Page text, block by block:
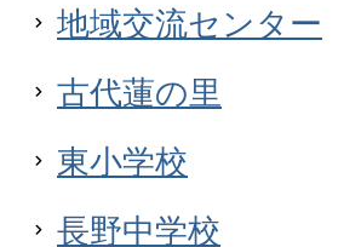
地域交流センター
古代蓮の里
東小学校
長野中学校